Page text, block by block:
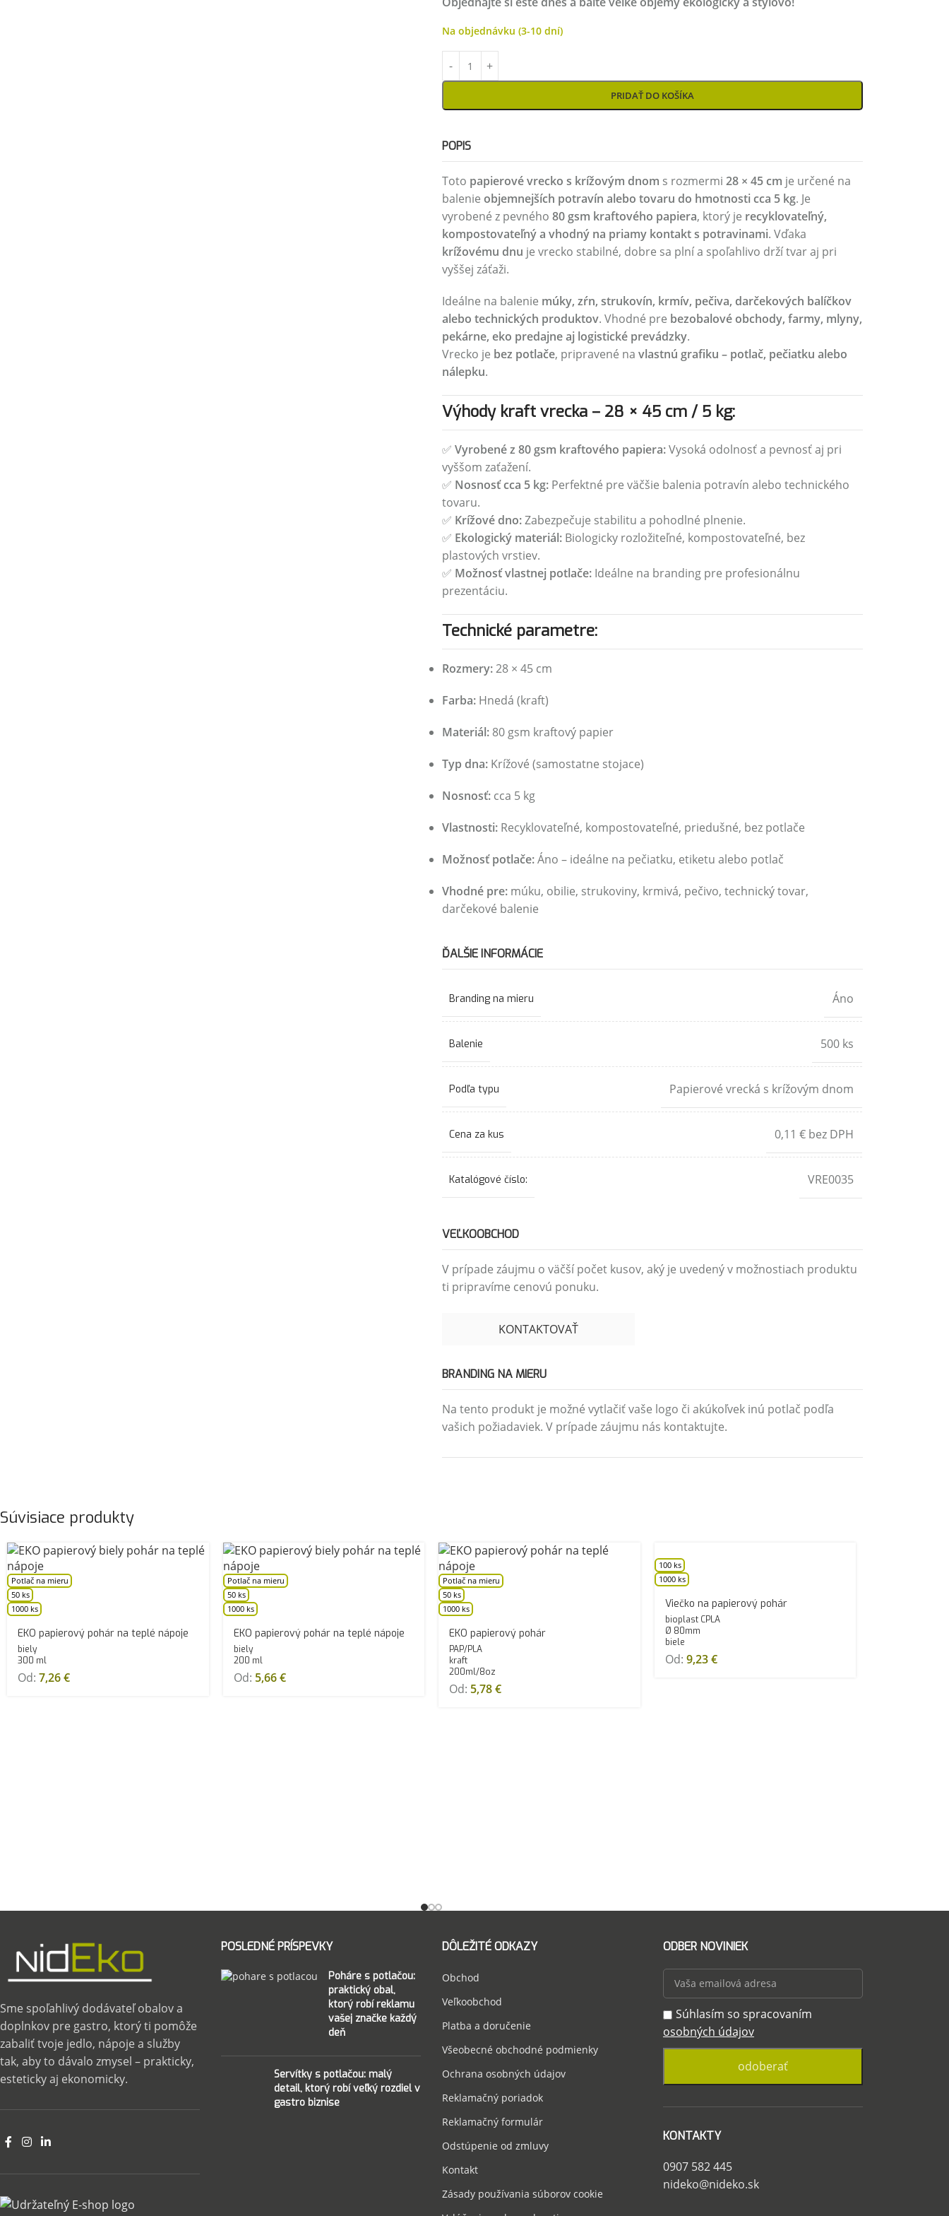
Na objednávku (3-10 dní)
PRIDAŤ DO KOŠÍKA
POPIS
Toto papierové vrecko s krížovým dnom s rozmermi 28 × 45 cm je určené na
balenie objemnejších potravín alebo tovaru do hmotnosti cca 5 kg. Je
vyrobené z pevného 80 gsm kraftového papiera, ktorý je recyklovateľný,
kompostovateľný a vhodný na priamy kontakt s potravinami. Vďaka
krížovému dnu je vrecko stabilné, dobre sa plní a spoľahlivo drží tvar aj pri
vyššej záťaži.
Ideálne na balenie múky, zŕn, strukovín, krmív, pečiva, darčekových balíčkov
alebo technických produktov. Vhodné pre bezobalové obchody, farmy, mlyny,
pekárne, eko predajne aj logistické prevádzky.
Vrecko je bez potlače, pripravené na vlastnú grafiku – potlač, pečiatku alebo
nálepku.
Výhody kraft vrecka – 28 × 45 cm / 5 kg:
✅ Vyrobené z 80 gsm kraftového papiera:Vysoká odolnosť a pevnosť aj pri
vyššom zaťažení.
✅ Nosnosť cca 5 kg:Perfektné pre väčšie balenia potravín alebo technického
tovaru.
✅ Krížové dno:Zabezpečuje stabilitu a pohodlné plnenie.
✅ Ekologický materiál:Biologicky rozložiteľné, kompostovateľné, bez
plastových vrstiev.
✅ Možnosť vlastnej potlače:Ideálne na branding pre profesionálnu
prezentáciu.
Technické parametre:
Rozmery:28 × 45 cm
Farba:Hnedá (kraft)
Materiál:80 gsm kraftový papier
Typ dna:Krížové (samostatne stojace)
Nosnosť:cca 5 kg
Vlastnosti:Recyklovateľné, kompostovateľné, priedušné, bez potlače
Možnosť potlače:Áno – ideálne na pečiatku, etiketu alebo potlač
Vhodné pre:múku, obilie, strukoviny, krmivá, pečivo, technický tovar,
darčekové balenie
ĎALŠIE INFORMÁCIE
Branding na mieru Áno
Balenie 500 ks
Podľa typu Papierové vrecká s krížovým dnom
Cena za kus 0,11 € bez DPH
Katalógové číslo: VRE0035
VEĽKOOBCHOD
V prípade záujmu o väčší počet kusov, aký je uvedený v možnostiach produktu
ti pripravíme cenovú ponuku.
KONTAKTOVAŤ
BRANDING NA MIERU
Na tento produkt je možné vytlačiť vaše logo či akúkoľvek inú potlač podľa
vašich požiadaviek. V prípade záujmu nás kontaktujte.
Súvisiace produkty
Potlač na mieru
50 ks
1000 ks
EKO papierový pohár na teplé nápoje
biely
300 ml
Od: 7,26€
Potlač na mieru
50 ks
1000 ks
EKO papierový pohár na teplé nápoje
biely
200 ml
Od: 5,66€
Potlač na mieru
50 ks
1000 ks
EKO papierový pohár
PAP/PLA
kraft
200ml/8oz
Od: 5,78€
100 ks
1000 ks
Viečko na papierový pohár
bioplast CPLA
Ø 80mm
biele
Od: 9,23€
Sme spoľahlivý dodávateľ obalov a
doplnkov pre gastro, ktorý ti pomôže
zabaliť tvoje jedlo, nápoje a služby
tak, aby to dávalo zmysel – prakticky,
esteticky aj ekonomicky.
POSLEDNÉ PRÍSPEVKY
Poháre s potlačou:
praktický obal,
ktorý robí reklamu
vašej značke každý
deň
Servítky s potlačou: malý
detail, ktorý robí veľký rozdiel v
gastro biznise
DÔLEŽITÉ ODKAZY
Obchod
Veľkoobchod
Platba a doručenie
Všeobecné obchodné podmienky
Ochrana osobných údajov
Reklamačný poriadok
Reklamačný formulár
Odstúpenie od zmluvy
Kontakt
Zásady používania súborov cookie
ODBER NOVINIEK
Súhlasím so spracovaním
osobných údajov
KONTAKTY
0907 582 445
nideko@nideko.sk